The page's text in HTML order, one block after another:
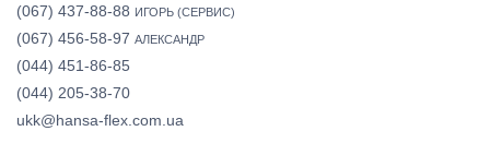
(067) 437-88-88 ИГОРЬ (СЕРВИС)
(067) 456-58-97 АЛЕКСАНДР
(044) 451-86-85
(044) 205-38-70
ukk@hansa-flex.com.ua